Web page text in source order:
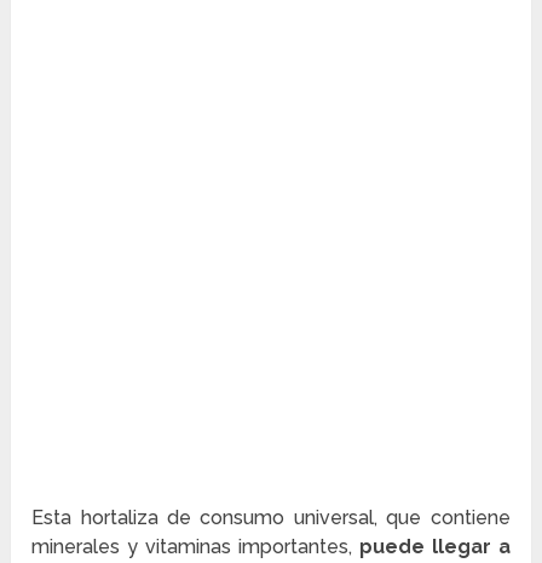
Esta hortaliza de consumo universal, que contiene
minerales y vitaminas importantes, puede llegar a